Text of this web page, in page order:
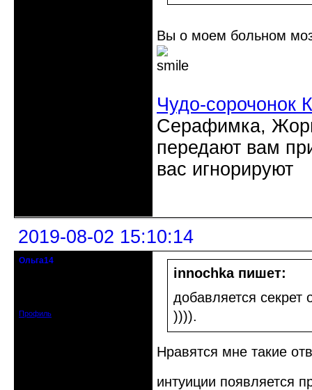
Вы о моем больном
Чудо-сорочонок
Серафимка,
передают вам
вас игнорируют
2019-08-02 15:10:14
Ольга14
Профиль
innochka пишет:
добавляется секрет
)))).
Нравятся мне такие
интуиции появляется